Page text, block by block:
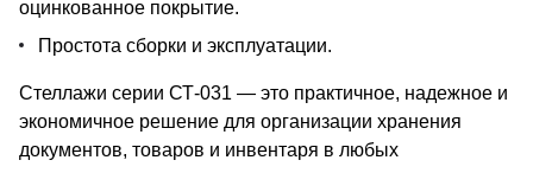
оцинкованное покрытие.
Простота сборки и эксплуатации.
Стеллажи серии СТ-031 — это практичное, надежное и
экономичное решение для организации хранения
документов, товаров и инвентаря в любых